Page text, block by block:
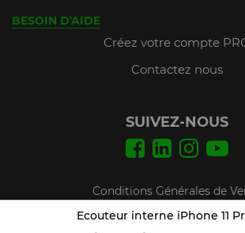
Ecouteur interne iPhone 11
BESOIN D'AIDE
Créez votre compte
Contactez nous
SUIVEZ-NOUS
Conditions Générales de
Mentions légales